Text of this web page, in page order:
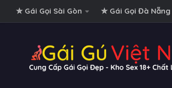
Skip to content
✮ Gái Gọi Sài Gòn ✮ Gái Gọi Đà Nẵng